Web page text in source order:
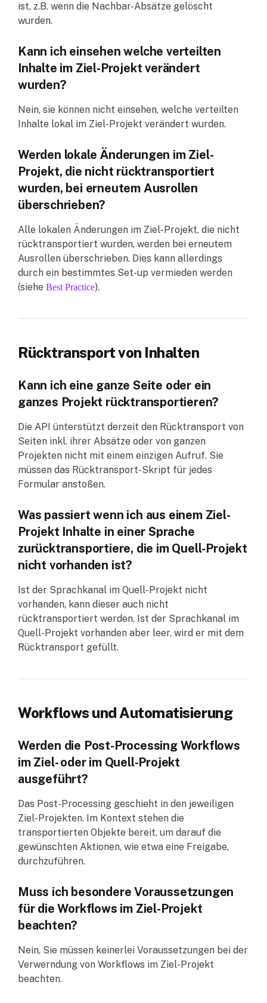
ist, z.B. wenn die Nachbar-Absätze gelöscht
wurden.
Kann ich einsehen welche verteilten
Inhalte im Ziel-Projekt verändert
wurden?
Nein, sie können nicht einsehen, welche verteilten
Inhalte lokal im Ziel-Projekt verändert wurden.
Werden lokale Änderungen im Ziel-
Projekt, die nicht rücktransportiert
wurden, bei erneutem Ausrollen
überschrieben?
Alle lokalen Änderungen im Ziel-Projekt, die nicht
rücktransportiert wurden, werden bei erneutem
Ausrollen überschrieben. Dies kann allerdings
durch ein bestimmtes Set-up vermieden werden
(siehe Best Practice).
Rücktransport von Inhalten
Kann ich eine ganze Seite oder ein
ganzes Projekt rücktransportieren?
Die API ünterstützt derzeit den Rücktransport von
Seiten inkl. ihrer Absätze oder von ganzen
Projekten nicht mit einem einzigen Aufruf. Sie
müssen das Rücktransport-Skript für jedes
Formular anstoßen.
Was passiert wenn ich aus einem Ziel-
Projekt Inhalte in einer Sprache
zurücktransportiere, die im Quell-Projekt
nicht vorhanden ist?
Ist der Sprachkanal im Quell-Projekt nicht
vorhanden, kann dieser auch nicht
rücktransportiert werden. Ist der Sprachkanal im
Quell-Projekt vorhanden aber leer, wird er mit dem
Rücktransport gefüllt.
Workflows und Automatisierung
Werden die Post-Processing Workflows
im Ziel- oder im Quell-Projekt
ausgeführt?
Das Post-Processing geschieht in den jeweiligen
Ziel-Projekten. Im Kontext stehen die
transportierten Objekte bereit, um darauf die
gewünschten Aktionen, wie etwa eine Freigabe,
durchzuführen.
Muss ich besondere Voraussetzungen
für die Workflows im Ziel-Projekt
beachten?
Nein, Sie müssen keinerlei Voraussetzungen bei der
Verwerndung von Workflows im Ziel-Projekt
beachten.